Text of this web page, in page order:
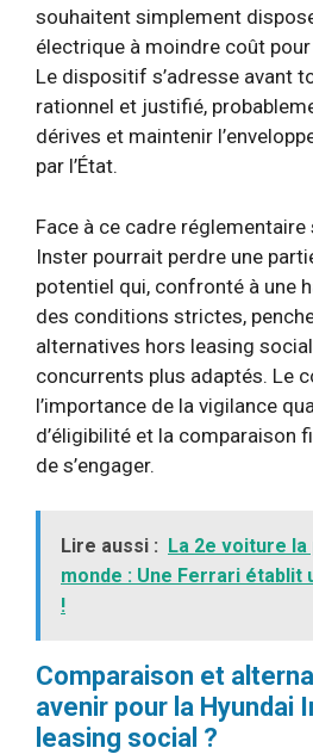
souhaitent simplement
électrique à moindre coût
Le dispositif s’adresse avant
rationnel et justifié,
dérives et maintenir
par l’État.
Face à ce cadre réglementaire
Inster pourrait perdre une
potentiel qui, confronté à une
des conditions strictes,
alternatives hors leasing
concurrents plus adaptés. Le
l’importance de la vigilance
d’éligibilité et la comparaison
de s’engager.
Lire aussi : La 2e voiture
monde : Une Ferrari établit
!
Comparaison et
avenir pour la Hyundai
leasing social ?